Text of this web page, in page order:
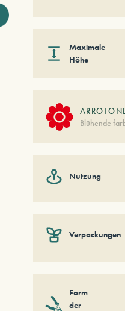
Maximale
Höhe
Blühende
Nutzung
Verpackungen
Form
der